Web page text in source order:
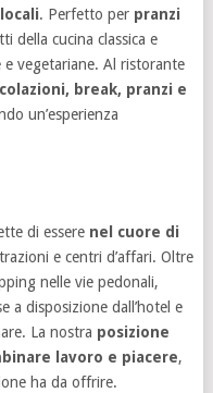
. Perfetto per pranzi
della cucina classica e
vegetariane. Al ristorante
colazioni, break, pranzi e
un’esperienza
di essere nel cuore di
e centri d’affari. Oltre
nelle vie pedonali,
a disposizione dall’hotel e
La nostra posizione
lavoro e piacere,
ha da offrire.